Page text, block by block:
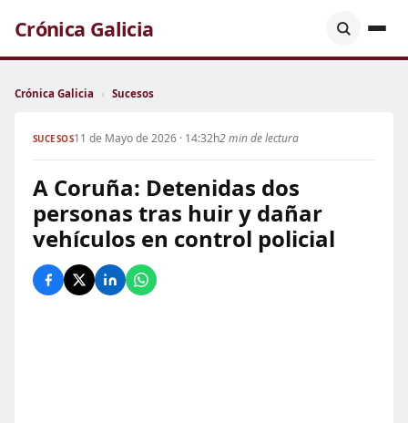
Crónica Galicia
Crónica Galicia › Sucesos
SUCESOS11 de Mayo de 2026 · 14:32h2 min de lectura
A Coruña: Detenidas dos
personas tras huir y dañar
vehículos en control policial